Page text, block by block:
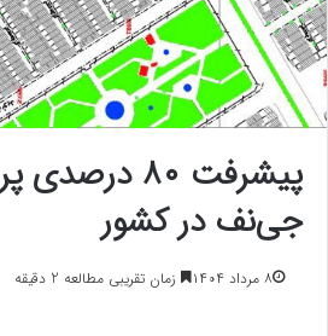
پیشرفت ۸۰
جی‌نف در کشور
۸ مرداد ۱۴۰۴ زمان تقریبی مطالعه 2 دقیقه